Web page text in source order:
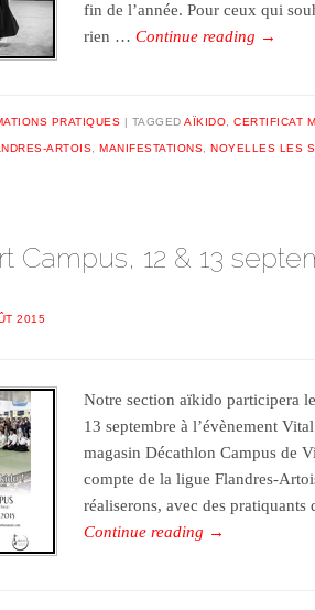
fin de l’année. Pour ceux qui
rien …Continue reading →
PRATIQUES TAGGEDAÏKIDO,CERTIFICAT
ARTOIS, MANIFESTATIONS, NOYELLES LES
Campus, 12 & 13
2015
Notre section aïkido participera
13 septembre à l’évènement
magasin Décathlon Campus de
compte de la ligue Flandres-
réaliserons, avec des
Continue reading →